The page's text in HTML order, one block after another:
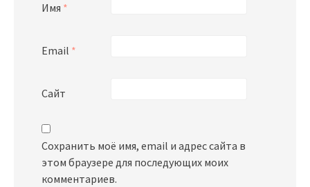
Имя *
Email *
Сайт
Сохранить моё имя, email и адрес сайта в
этом браузере для последующих моих
комментариев.